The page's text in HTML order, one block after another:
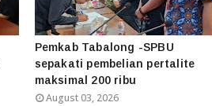
Pemkab Tabalong -SPBU
sepakati pembelian pertalite
maksimal 200 ribu
August 03, 2026